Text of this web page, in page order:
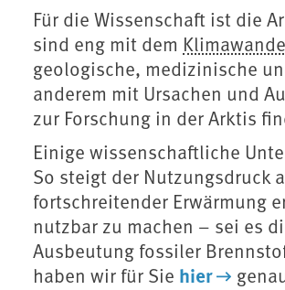
Für die Wissenschaft ist die
sind eng mit dem
geologische, medizinische
anderem mit Ursachen und
zur Forschung in der Arktis
Einige wissenschaftliche
So steigt der Nutzungsdruck
fortschreitender Erwärmung
nutzbar zu machen – sei es
Ausbeutung fossiler
haben wir für Sie hier